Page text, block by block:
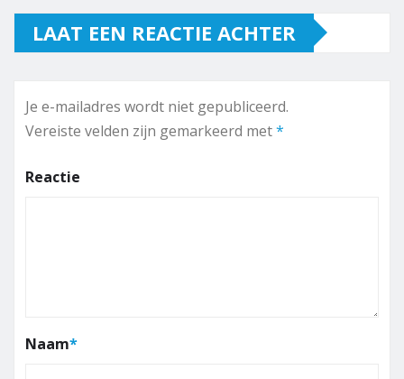
LAAT EEN REACTIE ACHTER
Je e-mailadres wordt niet gepubliceerd.
Vereiste velden zijn gemarkeerd met*
Reactie
Naam*